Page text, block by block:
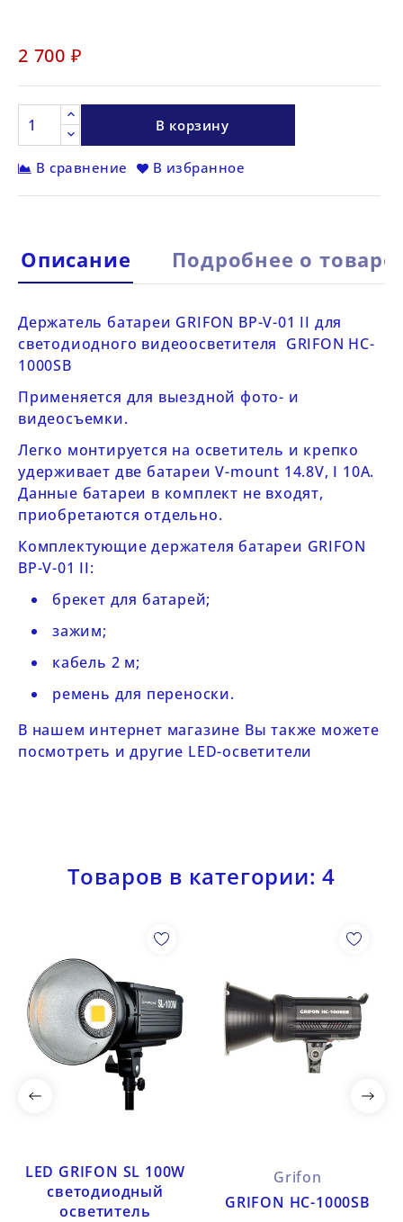
2 700 ₽
В корзину
В сравнение В избранное
Описание Подробнее о товаре
Держатель батареи GRIFON BP-V-01 II для
светодиодного видеоосветителя GRIFON HC-
1000SB
Применяется для выездной фото- и
видеосъемки.
Легко монтируется на осветитель и крепко
удерживает две батареи V-mount 14.8V, I 10A.
Данные батареи в комплект не входят,
приобретаются отдельно.
Комплектующие держателябатареи GRIFON
BP-V-01 II:
брекет для батарей;
зажим;
кабель 2 м;
ремень для переноски.
В нашем интернет магазине Вы также можете
посмотреть и другие LED-осветители
Товаров в категории: 4
LED GRIFON SL 100W
светодиодный
осветитель
Grifon
GRIFON HC-1000SB